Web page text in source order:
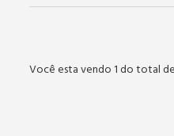
Você esta vendo 1 do total